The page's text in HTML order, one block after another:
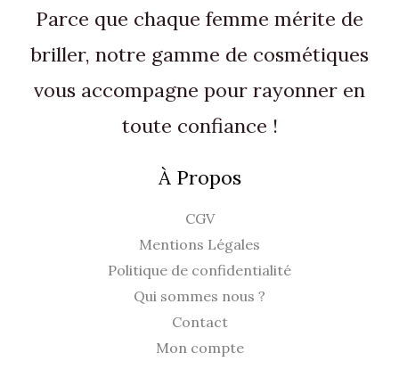
Parce que chaque femme mérite de
briller, notre gamme de cosmétiques
vous accompagne pour rayonner en
toute confiance !
À Propos
CGV
Mentions Légales
Politique de confidentialité
Qui sommes nous ?
Contact
Mon compte